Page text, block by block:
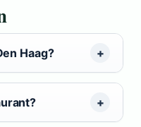
Haag?